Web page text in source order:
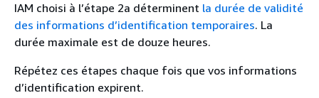
IAM choisi à l’étape 2a déterminent la durée de validité
des informations d’identification temporaires. La
durée maximale est de douze heures.
Répétez ces étapes chaque fois que vos informations
d’identification expirent.